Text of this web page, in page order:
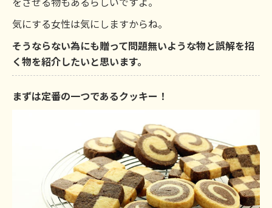
気にする女性は気にしますからね。
そうならない為にも贈って問題無いような物と誤解を招
く物を紹介したいと思います。
まずは定番の一つであるクッキー！